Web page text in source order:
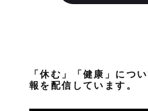
「休む」「健康」につ
報を配信しています。